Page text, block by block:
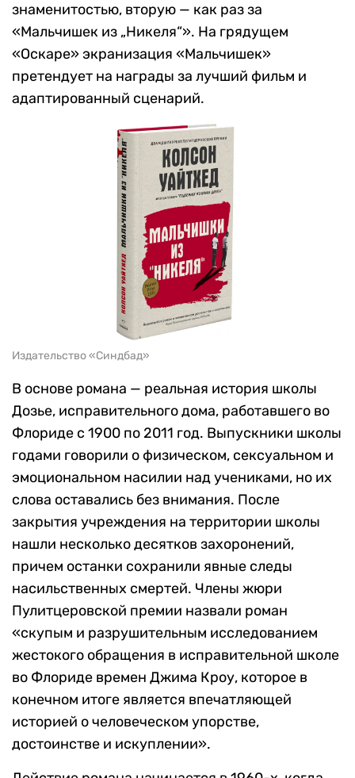
знаменитостью, вторую — как раз за
«Мальчишек из „Никеля“». На грядущем
«Оскаре» экранизация «Мальчишек»
претендует на награды за лучший фильм и
адаптированный сценарий.
Издательство «Синдбад»
В основе романа — реальная история школы
Дозье, исправительного дома, работавшего во
Флориде с 1900 по 2011 год. Выпускники школы
годами говорили о физическом, сексуальном и
эмоциональном насилии над учениками, но их
слова оставались без внимания. После
закрытия учреждения на территории школы
нашли несколько десятков захоронений,
причем останки сохранили явные следы
насильственных смертей. Члены жюри
Пулитцеровской премии назвали роман
«скупым и разрушительным исследованием
жестокого обращения в исправительной школе
во Флориде времен Джима Кроу, которое в
конечном итоге является впечатляющей
историей о человеческом упорстве,
достоинстве и искуплении».